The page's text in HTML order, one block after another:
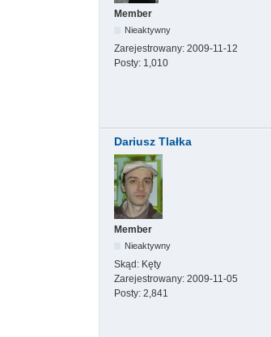
Member
Nieaktywny
Zarejestrowany: 2009-11-12
Posty: 1,010
Dariusz Tlałka
Member
Nieaktywny
Skąd: Kęty
Zarejestrowany: 2009-11-05
Posty: 2,841